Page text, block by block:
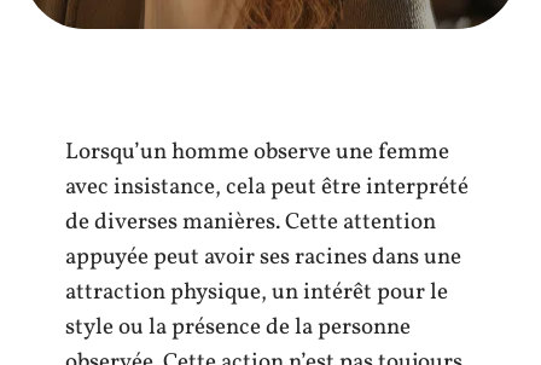
Lorsqu’un homme observe une femme
avec insistance, cela peut être interprété
de diverses manières. Cette attention
appuyée peut avoir ses racines dans une
attraction physique, un intérêt pour le
style ou la présence de la personne